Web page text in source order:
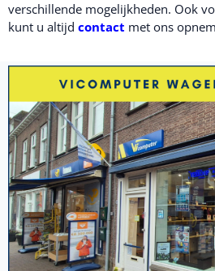
verschillende mogelijkheden. Ook
kunt u altijd contact met ons